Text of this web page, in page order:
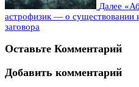
Далее
астрофизик — о существовании
заговора
Оставьте Комментарий
Добавить комментарий